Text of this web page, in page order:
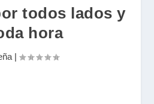
todos lados y
hora
|